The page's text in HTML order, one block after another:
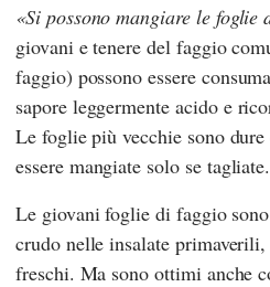
Si possono mangiare le foglie
giovani e tenere del faggio
faggio) possono essere
sapore leggermente acido e
Le foglie più vecchie sono dure
essere mangiate solo se tagliate.
Le giovani foglie di faggio
crudo nelle insalate
freschi. Ma sono ottimi anche